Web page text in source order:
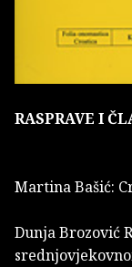
RASPRAVE I
Martina Bašić:
Dunja Brozović